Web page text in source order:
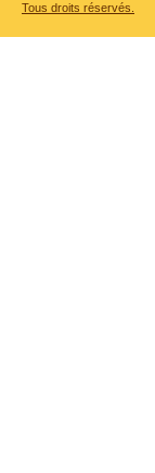
Tous droits réservés.